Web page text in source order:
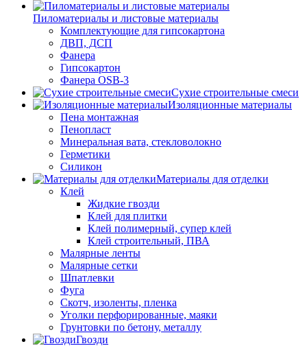
Пиломатериалы и листовые материалы
Комплектующие для гипсокартона
ДВП, ДСП
Фанера
Гипсокартон
Фанера OSB-3
Сухие строительные смеси
Изоляционные материалы
Пена монтажная
Пенопласт
Минеральная вата, стекловолокно
Герметики
Силикон
Материалы для отделки
Клей
Жидкие гвозди
Клей для плитки
Клей полимерный, супер клей
Клей строительный, ПВА
Малярные ленты
Малярные сетки
Шпатлевки
Фуга
Скотч, изоленты, пленка
Уголки перфорированные, маяки
Грунтовки по бетону, металлу
Гвозди